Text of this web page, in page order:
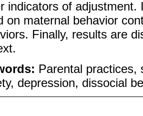
indicators of
on maternal behavior
Finally, results are
Parental practices,
depression, dissocial